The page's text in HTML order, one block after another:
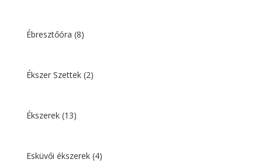
Ébresztőóra (8)
Ékszer Szettek (2)
Ékszerek (13)
Esküvői ékszerek (4)